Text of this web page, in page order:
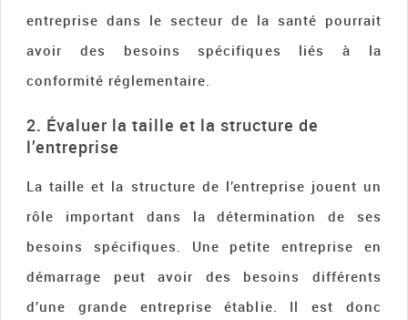
entreprise dans le secteur de la santé pourrait
avoir des besoins spécifiques liés à la
conformité réglementaire.
2. Évaluer la taille et la structure de
l’entreprise
La taille et la structure de l’entreprise jouent un
rôle important dans la détermination de ses
besoins spécifiques. Une petite entreprise en
démarrage peut avoir des besoins différents
d’une grande entreprise établie. Il est donc